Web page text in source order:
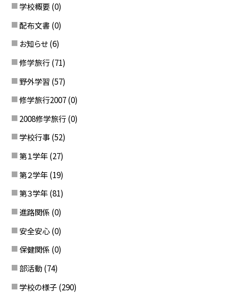
学校概要 (0)
配布文書 (0)
お知らせ (6)
修学旅行 (71)
野外学習 (57)
修学旅行2007 (0)
2008修学旅行 (0)
学校行事 (52)
第１学年 (27)
第２学年 (19)
第３学年 (81)
進路関係 (0)
安全安心 (0)
保健関係 (0)
部活動 (74)
学校の様子 (290)